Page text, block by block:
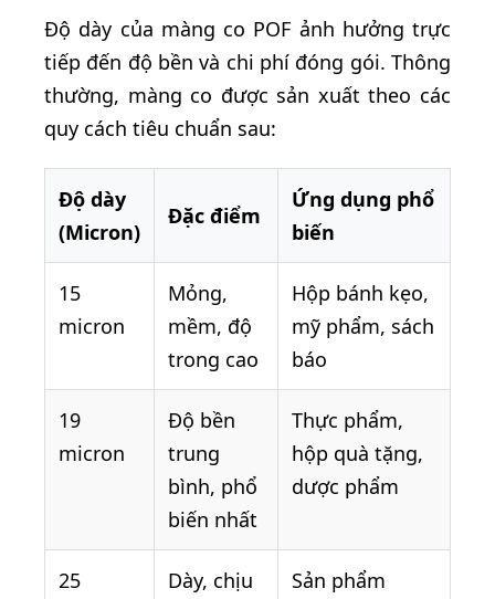
Độ dày của màng co POF ảnh hưởng trực
tiếp đến độ bền và chi phí đóng gói. Thông
thường, màng co được sản xuất theo các
quy cách tiêu chuẩn sau:
Độ dày
(Micron)
Đặc điểm
Ứng dụng phổ
biến
15
micron
Mỏng,
mềm, độ
trong cao
Hộp bánh kẹo,
mỹ phẩm, sách
báo
19
micron
Độ bền
trung
bình, phổ
biến nhất
Thực phẩm,
hộp quà tặng,
dược phẩm
25
Dày, chịu
Sản phẩm